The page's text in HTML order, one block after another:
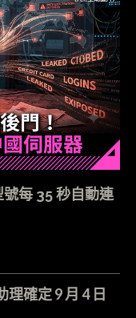
每 35 秒自動連
確定 9 月 4 日